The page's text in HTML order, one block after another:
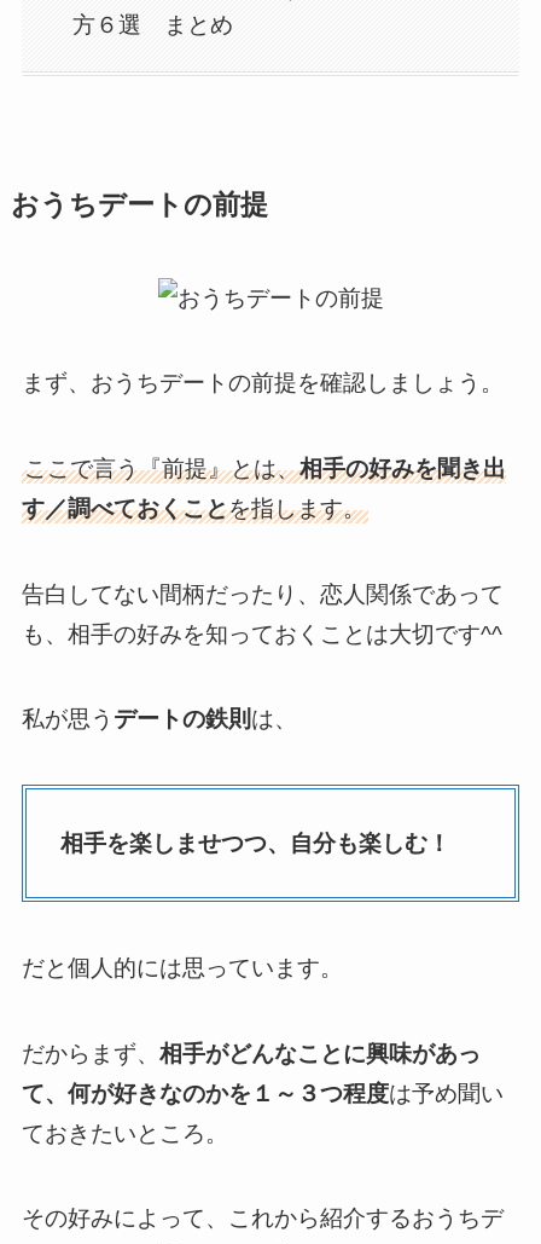
方６選 まとめ
おうちデートの前提
まず、おうちデートの前提を確認しましょう。
ここで言う『前提』とは、相手の好みを聞き出
す／調べておくことを指します。
告白してない間柄だったり、恋人関係であって
も、相手の好みを知っておくことは大切です^^
私が思う デートの鉄則 は、
相手を楽しませつつ、自分も楽しむ！
だと個人的には思っています。
だからまず、 相手がどんなことに興味があっ
て、何が好きなのかを１～３つ程度は予め聞い
ておきたいところ。
その好みによって、これから紹介するおうちデ